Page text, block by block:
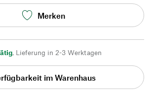
Merken
, Lieferung in 2-3 Werktagen
im Warenhaus